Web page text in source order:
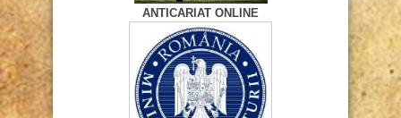
ANTICARIAT ONLINE